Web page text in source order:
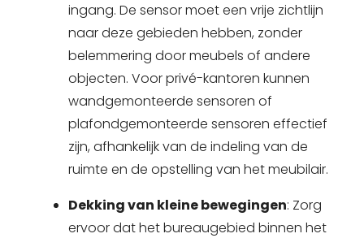
ingang. De sensor moet een vrije zichtlijn
naar deze gebieden hebben, zonder
belemmering door meubels of andere
objecten. Voor privé-kantoren kunnen
wandgemonteerde sensoren of
plafondgemonteerde sensoren effectief
zijn, afhankelijk van de indeling van de
ruimte en de opstelling van het meubilair.
Dekking van kleine bewegingen: Zorg
ervoor dat het bureaugebied binnen het